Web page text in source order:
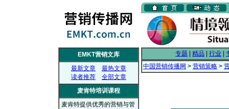
EMKT营销文库
最新文章
最热文章
读者推荐
全部文章
麦肯特培训课程
麦肯特提供优秀的营销与管
专题 精品 行业
中国营销传播网 > 营销策略 >